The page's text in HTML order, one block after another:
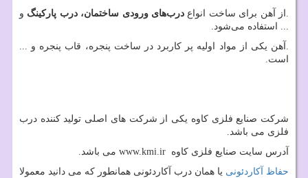
.از آهن برای ساخت انواع درب‌های ورودی ساختمان، درب پارکینگ و
... استفاده می‌شود.
.آهن یکی از مواد اولیه پر کاربرد در ساخت پنجره، قاب پنجره و ...
است.
شرکت صنایع فلزی کاوه یکی از شرکت های اصلی تولید کننده درب
فلزی می باشد.
آدرس سایت صنایع فلزی کاوه www.kmi.ir می باشد.
حفاظ آکاردئونی یا همان درب آکاردئونی همانطور که می دانید معمولا